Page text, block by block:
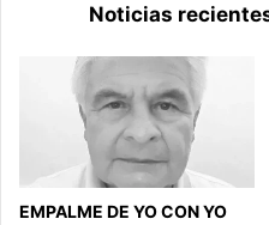
Noticias
EMPALME DE YO CON YO